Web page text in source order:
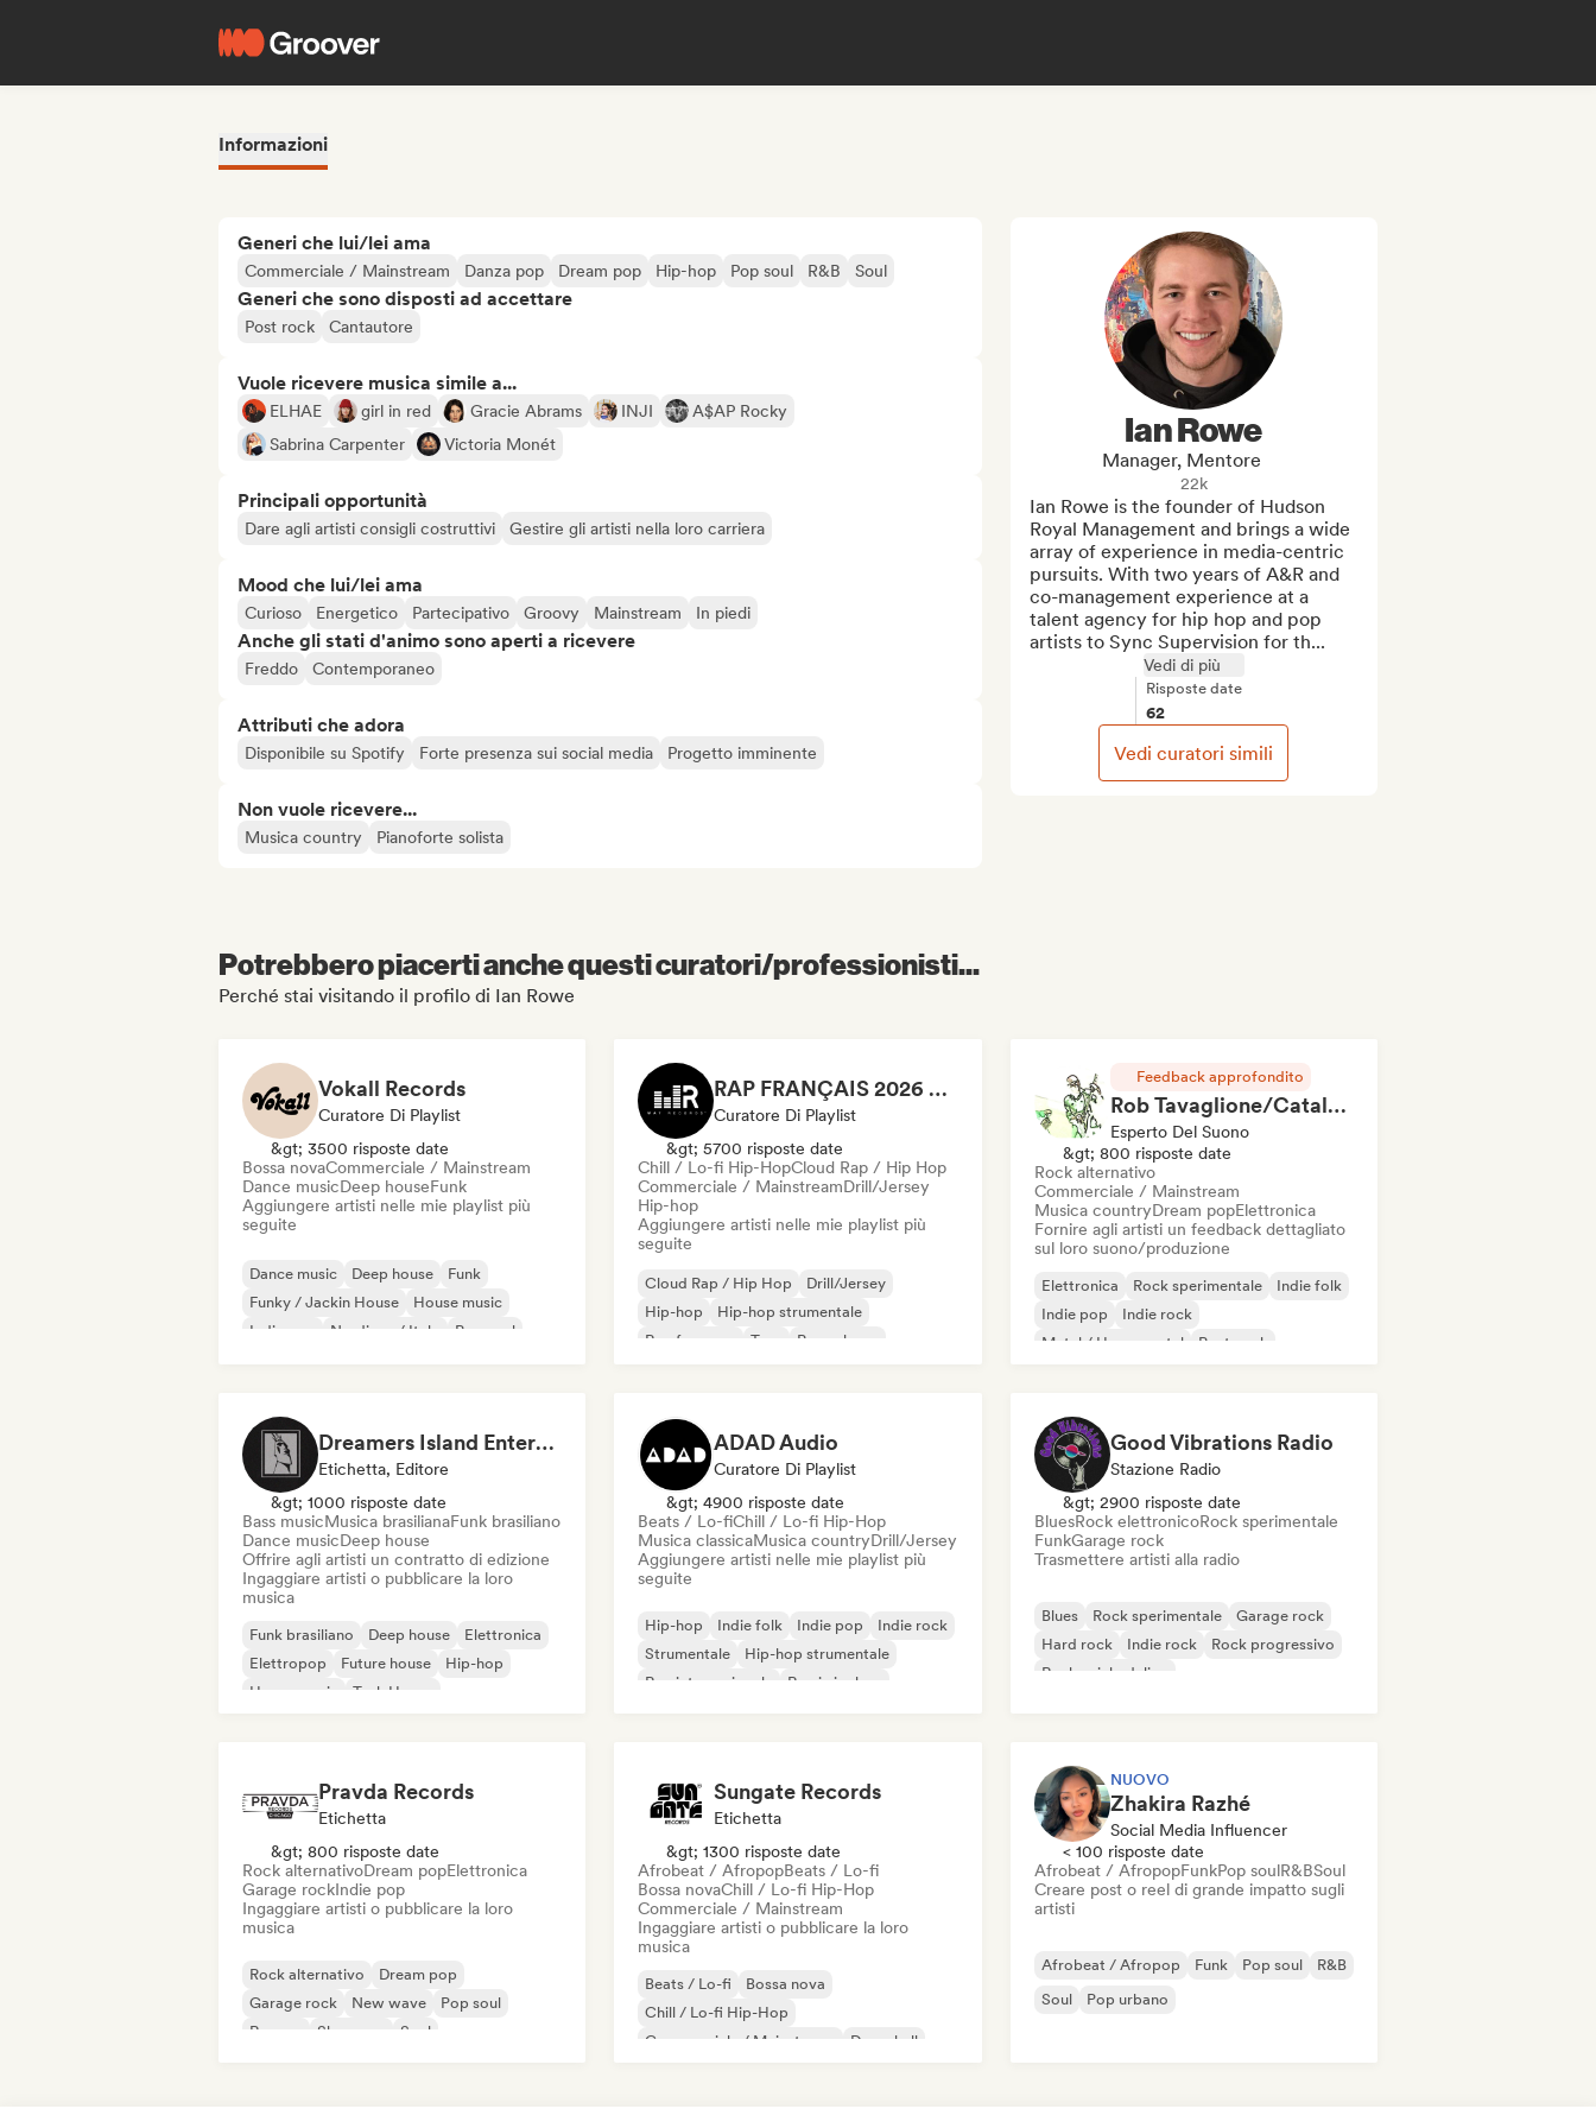
Informazioni
Generi che lui/lei ama
Commerciale / Mainstream Danza pop Dream pop Hip-hop Pop soul R&B Soul
Generi che sono disposti ad accettare
Post rock Cantautore
Vuole ricevere musica simile a...
ELHAE girl in red Gracie Abrams INJI
A$AP Rocky
Sabrina Carpenter
Victoria Monét
Principali opportunità
Dare agli artisti consigli costruttivi Gestire gli artisti nella loro carriera
Mood che lui/lei ama
Curioso Energetico Partecipativo Groovy Mainstream In piedi
Anche gli stati d'animo sono aperti a ricevere
Freddo Contemporaneo
Attributi che adora
Disponibile su Spotify Forte presenza sui social media Progetto imminente
Non vuole ricevere...
Musica country Pianoforte solista
Ian Rowe
Manager, Mentore
22k
Ian Rowe is the founder of Hudson
Royal Management and brings a wide
array of experience in media-centric
pursuits. With two years of A&R and
co-management experience at a
talent agency for hip hop and pop
artists to Sync Supervision for th...
Vedi di più
Risposte date
62
Vedi curatori simili
Potrebbero piacerti anche questi curatori/professionisti...
Perché stai visitando il profilo di Ian Rowe
Vokall Records
Curatore Di Playlist
&gt; 3500 risposte date
Bossa novaCommerciale / Mainstream
Dance musicDeep houseFunk
Aggiungere artisti nelle mie playlist più
seguite
Dance music Deep house
Funk
Funky / Jackin House
House music
Indie pop
Nu-disco / Italo Pop soul
RAP FRANÇAIS 2026 🔥🇫🇷 (Way Records)
Curatore Di Playlist
&gt; 5700 risposte date
Chill / Lo-fi Hip-HopCloud Rap / Hip Hop
Commerciale / MainstreamDrill/Jersey
Hip-hop
Aggiungere artisti nelle mie playlist più
seguite
Cloud Rap / Hip Hop
Drill/Jersey
Hip-hop
Hip-hop strumentale
Rap francese
Trap
Pop urbano
Feedback approfondito
Rob Tavaglione/Catalyst Recording
Esperto Del Suono
&gt; 800 risposte date
Rock alternativo
Commerciale / Mainstream
Musica countryDream popElettronica
Fornire agli artisti un feedback dettagliato
sul loro suono/produzione
Elettronica Rock sperimentale
Indie folk
Indie pop
Indie rock
Metal / Heavy metal
Post punk
Dreamers Island Entertainment
Etichetta, Editore
&gt; 1000 risposte date
Bass musicMusica brasilianaFunk brasiliano
Dance musicDeep house
Offrire agli artisti un contratto di edizione
Ingaggiare artisti o pubblicare la loro
musica
Funk brasiliano Deep house
Elettronica
Elettropop
Future house
Hip-hop
House music
Tech House
ADAD Audio
Curatore Di Playlist
&gt; 4900 risposte date
Beats / Lo-fiChill / Lo-fi Hip-Hop
Musica classicaMusica countryDrill/Jersey
Aggiungere artisti nelle mie playlist più
seguite
Hip-hop Indie folk Indie pop
Indie rock
Strumentale
Hip-hop strumentale
Rap internazionale
Rap in inglese
Good Vibrations Radio
Stazione Radio
&gt; 2900 risposte date
BluesRock elettronicoRock sperimentale
FunkGarage rock
Trasmettere artisti alla radio
Blues Rock sperimentale
Garage rock
Hard rock
Indie rock
Rock progressivo
Rock psichedelico
Pravda Records
Etichetta
&gt; 800 risposte date
Rock alternativoDream popElettronica
Garage rockIndie pop
Ingaggiare artisti o pubblicare la loro
musica
Rock alternativo
Dream pop
Garage rock
New wave
Pop soul
Reggae
Shoegaze Soul
Sungate Records
Etichetta
&gt; 1300 risposte date
Afrobeat / AfropopBeats / Lo-fi
Bossa novaChill / Lo-fi Hip-Hop
Commerciale / Mainstream
Ingaggiare artisti o pubblicare la loro
musica
Beats / Lo-fi
Bossa nova
Chill / Lo-fi Hip-Hop
Commerciale / Mainstream
Dancehall
NUOVO
Zhakira Razhé
Social Media Influencer
< 100 risposte date
Afrobeat / AfropopFunkPop soulR&BSoul
Creare post o reel di grande impatto sugli
artisti
Afrobeat / Afropop Funk Pop soul
R&B
Soul
Pop urbano